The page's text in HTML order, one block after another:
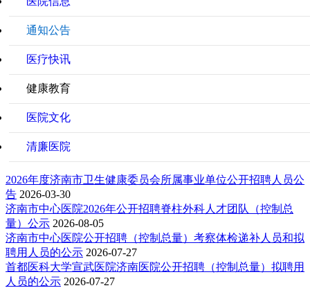
通知公告
医疗快讯
健康教育
健康科普
健康讲堂
内科
外科
妇科
儿科
其他
医院文化
清廉医院
2026年度济南市卫生健康委员会所属事业单位公开招聘人员公
告 2026-03-30
济南市中心医院2026年公开招聘脊柱外科人才团队（控制总
量）公示 2026-08-05
济南市中心医院公开招聘（控制总量）考察体检递补人员和拟
聘用人员的公示 2026-07-27
首都医科大学宣武医院济南医院公开招聘（控制总量）拟聘用
人员的公示 2026-07-27